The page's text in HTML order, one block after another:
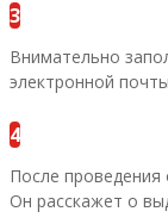
3
Внимательно
электронной
4
После
Он расскажет о